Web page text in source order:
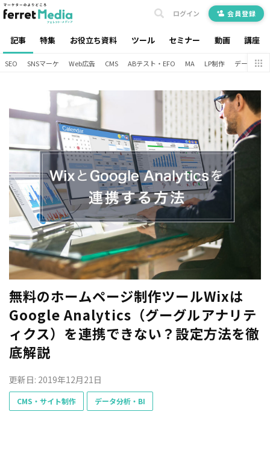
記事 特集 お役立ち資料 ツール セミナー 動画 講座
ログイン 会員登録
SEO SNSマーケ Web広告 CMS ABテスト・EFO MA LP制作 データ分析
無料のホームページ制作ツールWixは
Google Analytics（グーグルアナリテ
ィクス）を連携できない？設定方法を徹
底解説
更新日: 2019年12月21日
CMS・サイト制作 データ分析・BI